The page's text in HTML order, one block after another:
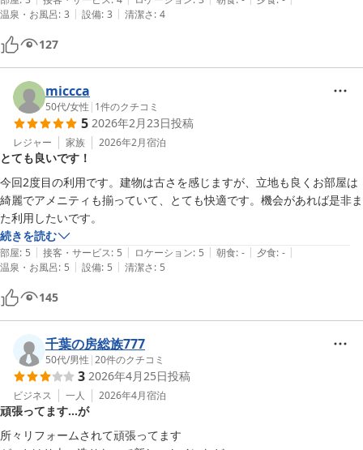
温泉・お風呂: 3 | 設備: 3 | 清潔さ: 4
127
miccca
50代/女性 | 1件のクチコミ
5 2026年2月23日投稿
レジャー 家族 2026年2月宿泊
とても良いです！
今回2度目の利用です。建物は古さを感じますが、立地も良くお部屋は
綺麗でアメニティも揃っていて、とても快適です。機会があれば是非ま
た利用したいです。
続きを読む
部屋: 5 | 接客・サービス: 5 | ロケーション: 5 | 朝食: - | 夕食: - |
温泉・お風呂: 5 | 設備: 5 | 清潔さ: 5
145
千葉の房総族777
50代/男性 |20件のクチコミ
3 2026年4月25日投稿
ビジネス 一人 2026年4月宿泊
頑張ってます…が
所々リフォームされて頑張ってます